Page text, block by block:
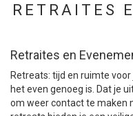
RETRAITES
Retraites en
Retreats: tijd en ruimte
het even genoeg is. Dat je
om weer contact te maken